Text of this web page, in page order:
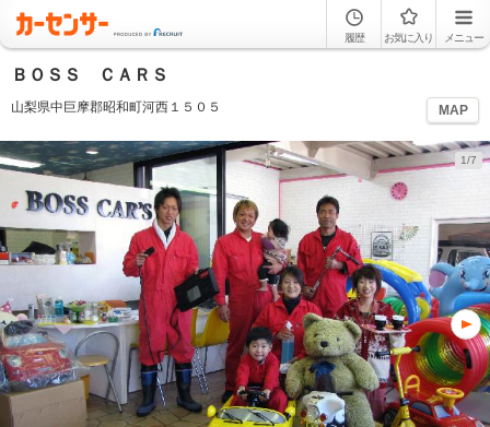
履歴 お気に入り メニュー
ＢＯＳＳ ＣＡＲＳ
山梨県中巨摩郡昭和町河西１５０５ MAP
1/7